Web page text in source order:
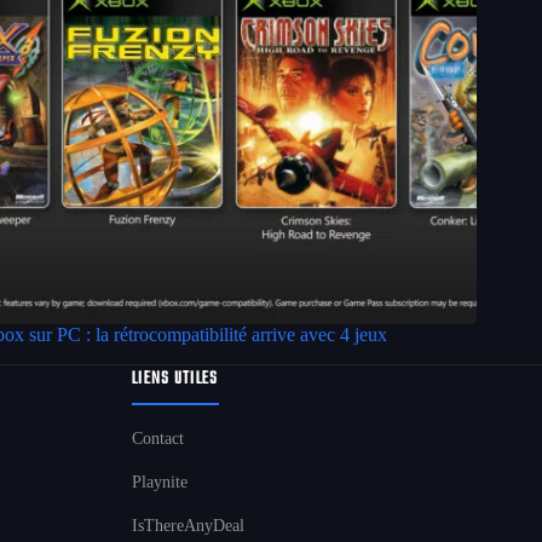
sur PC : la rétrocompatibilité arrive avec 4 jeux
LIENS UTILES
Contact
Playnite
IsThereAnyDeal